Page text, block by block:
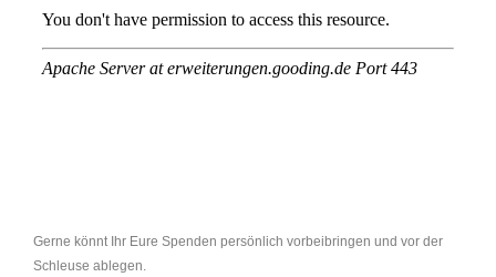
Gerne könnt Ihr Eure Spenden persönlich vorbeibringen und vor der
Schleuse ablegen.